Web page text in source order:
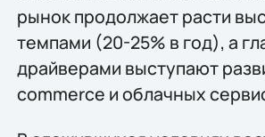
рынок продолжает расти
темпами (20-25% в год), а
драйверами выступают
commerce и облачных